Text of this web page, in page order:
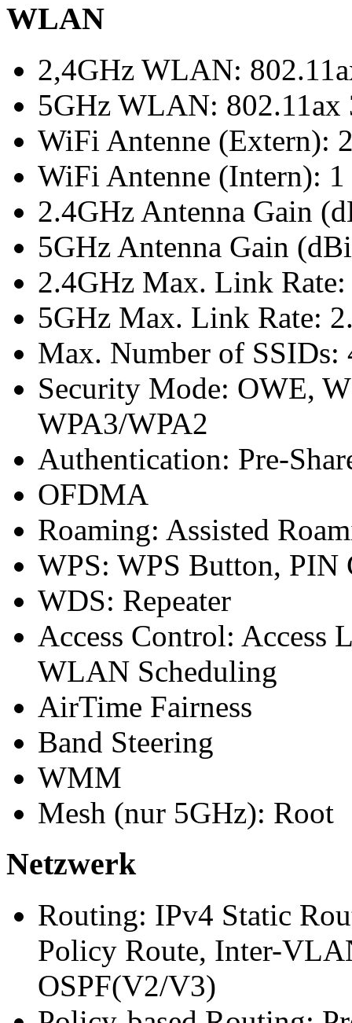
WLAN
2,4GHz WLAN:
5GHz WLAN:
WiFi Antenne (Extern):
WiFi Antenne (Intern): 1
2.4GHz Antenna Gain
5GHz Antenna Gain
2.4GHz Max. Link
5GHz Max. Link Rate:
Max. Number of SSIDs:
Security Mode: OWE,
WPA3/WPA2
Authentication: Pre-
OFDMA
Roaming: Assisted
WPS: WPS Button, PIN
WDS: Repeater
Access Control: Access
WLAN Scheduling
AirTime Fairness
Band Steering
WMM
Mesh (nur 5GHz): Root
Netzwerk
Routing: IPv4 Static
Policy Route, Inter-
OSPF(V2/V3)